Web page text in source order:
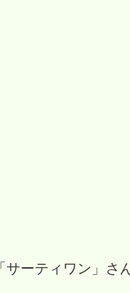
ーティワン」さ